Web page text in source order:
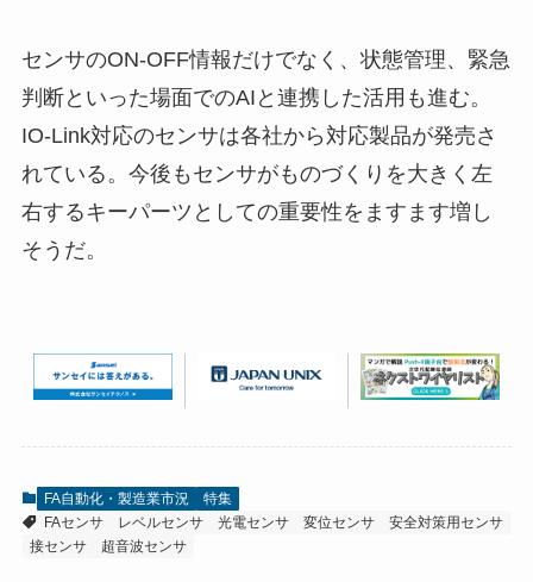
センサのON-OFF情報だけでなく、状態管理、緊急
判断といった場面でのAIと連携した活用も進む。
IO-Link対応のセンサは各社から対応製品が発売さ
れている。今後もセンサがものづくりを大きく左
右するキーパーツとしての重要性をますます増し
そうだ。
FA自動化・製造業市況
特集
FAセンサ
レベルセンサ 光電センサ 変位センサ
安全対策用センサ
接センサ
超音波センサ